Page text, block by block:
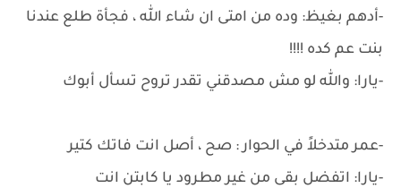
-أدهم بغيظ: وده من امتى ان شاء الله ، فجأة طلع عندنا
بنت عم كده !!!!
-يارا: والله لو مش مصدقني تقدر تروح تسأل أبوك
-عمر متدخلاً في الحوار : صح ، أصل انت فاتك كتير
-يارا: اتفضل بقى من غير مطرود يا كابتن انت